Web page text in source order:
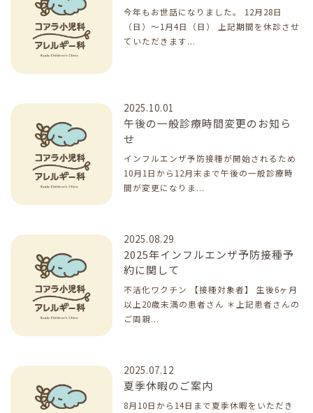
今年もお世話になりました。 12月28日
（日）～1月4日（日） 上記期間を休診させ
ていただきます...
2025.10.01
午後の一般診療時間変更のお知ら
せ
インフルエンザ予防接種が開始されるため
10月1日から12月末まで午後の一般診療時
間が変更になりま...
2025.08.29
2025年インフルエンザ予防接種予
約に関して
不活化ワクチン 【接種対象者】 生後6ヶ月
以上20歳未満の患者さん ＊上記患者さんの
ご両親...
2025.07.12
夏季休暇のご案内
8月10日から14日まで夏季休暇をいただき